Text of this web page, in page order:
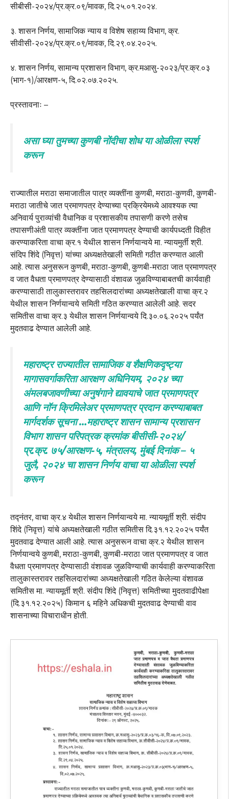
सीबीसी-२०२४/प्र.क्र.०९/मावक, दि.२५.०१.२०२४.
३. शासन निर्णय, सामाजिक न्याय व विशेष सहाय्य विभाग, क्र.
सीवीसी-२०२४/प्र.क्र.०९/मावक, दि.२९.०४.२०२५.
४. शासन निर्णय, सामान्य प्रशासन विभाग, क्र.मआसु-२०२३/प्र.क्र.०३
(भाग-१)/आरक्षण-५, दि.०२.०७.२०२५.
प्रस्तावनाः –
असा घ्या तुमच्या कुणबी नोंदीचा शोध या ओळीला स्पर्श
करून
राज्यातील मराठा समाजातील पात्र व्यक्तींना कुणबी, मराठा-कुणवी, कुणबी-
मराठा जातीचे जात प्रमाणपत्र देण्याच्या प्रक्रियेमध्ये आवश्यक त्या
अनिवार्य पुराव्यांची वैधानिक व प्रशासकीय तपासणी करणे तसेच
तपासणीअंती पात्र व्यक्तींना जात प्रमाणपत्र देण्याची कार्यपध्दती विहीत
करण्याकरिता वाचा क्र.१ येथील शासन निर्णयान्वये मा. न्यायमुर्ती श्री.
संदिप शिंदे (निवृत्त) यांच्या अध्यक्षतेखाली समिती गठीत करण्यात आली
आहे. त्यास अनुसरून कुणबी, मराठा-कुणबी, कुणबी-मराठा जात प्रमाणपत्र
व जात वैधता प्रमाणपत्र देण्यासाठी वंशावळ जुळविण्याबाबतची कार्यवाही
करण्यासाठी तालुकास्तरावर तहसिलदारांच्या अध्यक्षतेखाली वाचा क्र.२
येथील शासन निर्णयान्वये समिती गठित करण्यात आलेली आहे. सदर
समितीस वाचा क्र.३ येथील शासन निर्णयान्वये दि.३०.०६.२०२५ पर्यंत
मुदतवाढ देण्यात आलेली आहे.
महाराष्ट्र राज्यातील सामाजिक व शैक्षणिकदृष्ट्या
मागासवर्गाकरिता आरक्षण अधिनियम, २०२४ च्या
अंमलबजावणीच्या अनुषंगाने द्यावयाचे जात प्रमाणपत्र
आणि नॉन क्रिमिलेअर प्रमाणपत्र प्रदान करण्याबाबत
मार्गदर्शक सूचना …महाराष्ट्र शासन सामान्य प्रशासन
विभाग शासन परिपत्रक क्रमांक बीसीसी-२०२४/
प्र.क्र. ७५/आरक्षण-५, मंत्रालय, मुंबई दिनांक – ५
जुलै, २०२४ चा शासन निर्णय वाचा या ओळीला स्पर्श
करून
तद्नंतर, वाचा क्र.४ येथील शासन निर्णयान्वये मा. न्यायमूर्ती श्री. संदीप
शिंदे (निवृत्त) यांचे अध्यक्षतेखाली गठीत समितीस दि.३१.१२.२०२५ पर्यंत
मुदतवाढ देण्यात आली आहे. त्यास अनुसरून वाचा क्र.२ येथील शासन
निर्णयान्वये कुणबी, मराठा-कुणबी, कुणबी-मराठा जात प्रमाणपत्र व जात
वैधता प्रमाणपत्र देण्यासाठी वंशावळ जुळविण्याची कार्यवाही करण्याकरिता
तालुकास्तरावर तहसिलदारांच्या अध्यक्षतेखाली गठित केलेल्या वंशावळ
समितीस मा. न्यायमूर्ती श्री. संदीप शिंदे (निवृत्त) समितीच्या मुदतवाढीपेक्षा
(दि.३१.१२.२०२५) किमान ६ महिने अधिकची मुदतवाढ देण्याची वाव
शासनाच्या विचाराधीन होती.